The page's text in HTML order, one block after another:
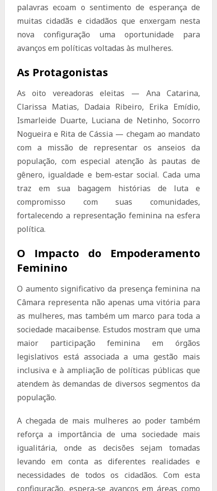
palavras ecoam o sentimento de esperança de
muitas cidadãs e cidadãos que enxergam nesta
nova configuração uma oportunidade para
avanços em políticas voltadas às mulheres.
As Protagonistas
As oito vereadoras eleitas — Ana Catarina,
Clarissa Matias, Dadaia Ribeiro, Erika Emídio,
Ismarleide Duarte, Luciana de Netinho, Socorro
Nogueira e Rita de Cássia — chegam ao mandato
com a missão de representar os anseios da
população, com especial atenção às pautas de
gênero, igualdade e bem-estar social. Cada uma
traz em sua bagagem histórias de luta e
compromisso com suas comunidades,
fortalecendo a representação feminina na esfera
política.
O Impacto do Empoderamento
Feminino
O aumento significativo da presença feminina na
Câmara representa não apenas uma vitória para
as mulheres, mas também um marco para toda a
sociedade macaibense. Estudos mostram que uma
maior participação feminina em órgãos
legislativos está associada a uma gestão mais
inclusiva e à ampliação de políticas públicas que
atendem às demandas de diversos segmentos da
população.
A chegada de mais mulheres ao poder também
reforça a importância de uma sociedade mais
igualitária, onde as decisões sejam tomadas
levando em conta as diferentes realidades e
necessidades de todos os cidadãos. Com esta
configuração, espera-se avanços em áreas como